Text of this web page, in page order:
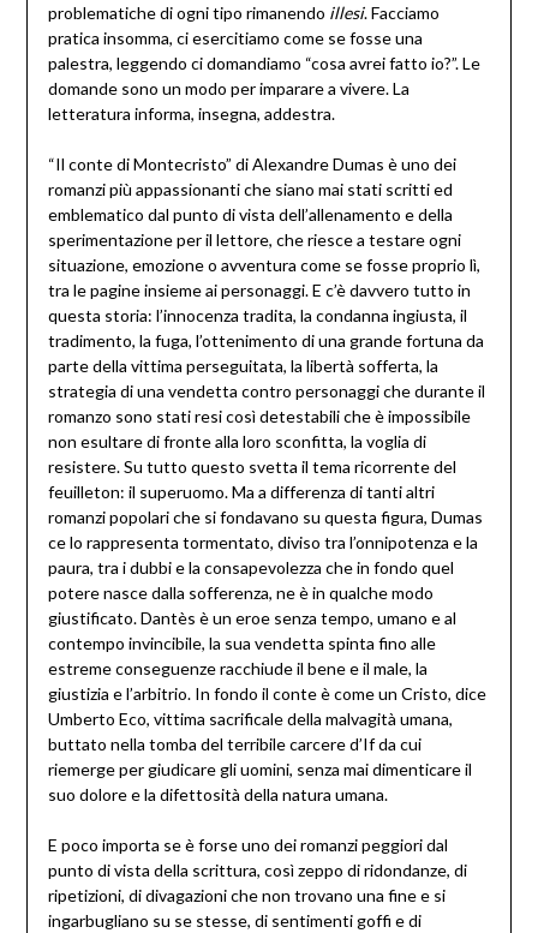
problematiche di ogni tipo rimanendo illesi. Facciamo
pratica insomma, ci esercitiamo come se fosse una
palestra, leggendo ci domandiamo “cosa avrei fatto io?”. Le
domande sono un modo per imparare a vivere. La
letteratura informa, insegna, addestra.
“Il conte di Montecristo” di Alexandre Dumas è uno dei
romanzi più appassionanti che siano mai stati scritti ed
emblematico dal punto di vista dell’allenamento e della
sperimentazione per il lettore, che riesce a testare ogni
situazione, emozione o avventura come se fosse proprio lì,
tra le pagine insieme ai personaggi. E c’è davvero tutto in
questa storia: l’innocenza tradita, la condanna ingiusta, il
tradimento, la fuga, l’ottenimento di una grande fortuna da
parte della vittima perseguitata, la libertà sofferta, la
strategia di una vendetta contro personaggi che durante il
romanzo sono stati resi così detestabili che è impossibile
non esultare di fronte alla loro sconfitta, la voglia di
resistere. Su tutto questo svetta il tema ricorrente del
feuilleton: il superuomo. Ma a differenza di tanti altri
romanzi popolari che si fondavano su questa figura, Dumas
ce lo rappresenta tormentato, diviso tra l’onnipotenza e la
paura, tra i dubbi e la consapevolezza che in fondo quel
potere nasce dalla sofferenza, ne è in qualche modo
giustificato. Dantès è un eroe senza tempo, umano e al
contempo invincibile, la sua vendetta spinta fino alle
estreme conseguenze racchiude il bene e il male, la
giustizia e l’arbitrio. In fondo il conte è come un Cristo, dice
Umberto Eco, vittima sacrificale della malvagità umana,
buttato nella tomba del terribile carcere d’If da cui
riemerge per giudicare gli uomini, senza mai dimenticare il
suo dolore e la difettosità della natura umana.
E poco importa se è forse uno dei romanzi peggiori dal
punto di vista della scrittura, così zeppo di ridondanze, di
ripetizioni, di divagazioni che non trovano una fine e si
ingarbugliano su se stesse, di sentimenti goffi e di